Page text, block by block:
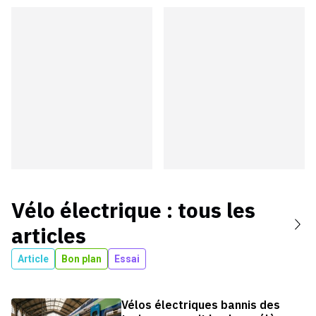
Vélo électrique : tous les
articles
Article Bon plan Essai
Vélos électriques bannis des